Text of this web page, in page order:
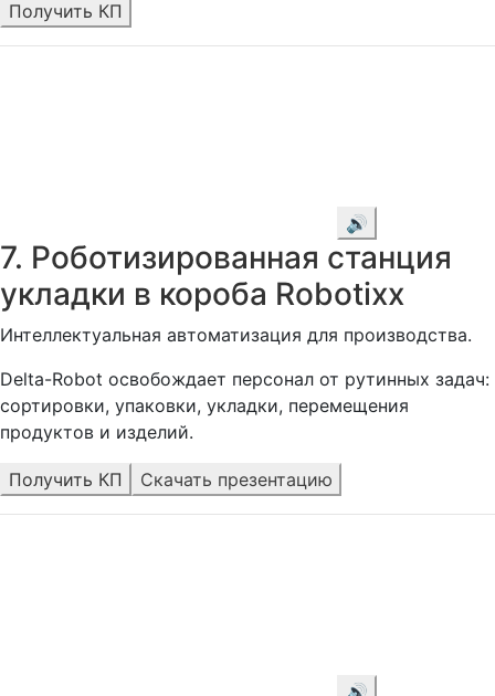
Получить КП
🔊
7. Роботизированная станция
укладки в короба Robotixx
Интеллектуальная автоматизация для производства.
Delta-Robot освобождает персонал от рутинных задач:
сортировки, упаковки, укладки, перемещения
продуктов и изделий.
Получить КП Скачать презентацию